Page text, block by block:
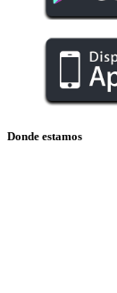
Donde estamos